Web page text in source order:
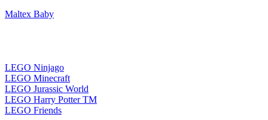
Maltex Baby
LEGO Ninjago
LEGO Minecraft
LEGO Jurassic World
LEGO Harry Potter TM
LEGO Friends